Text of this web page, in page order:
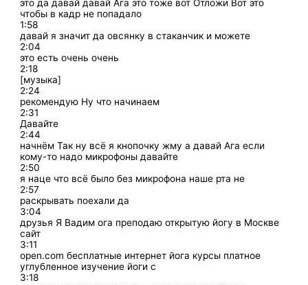
это да давай давай Ага это тоже вот Отложи Вот это
чтобы в кадр не попадало
1:58
давай я значит да овсянку в стаканчик и можете
2:04
это есть очень очень
2:18
[музыка]
2:24
рекомендую Ну что начинаем
2:31
Давайте
2:44
начнём Так ну всё я кнопочку жму а давай Ага если
кому-то надо микрофоны давайте
2:50
я наце что всё было без микрофона наше рта не
2:57
раскрывать поехали да
3:04
друзья Я Вадим ога преподаю открытую йогу в Москве
сайт
3:11
open.com бесплатные интернет йога курсы платное
углубленное изучение йоги с
3:18